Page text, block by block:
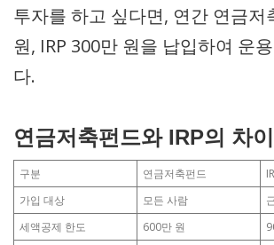
투자를 하고 싶다면, 연간 연금저
원, IRP 300만 원을 납입하여 운
다.
연금저축펀드와 IRP의 차이
구분 연금저축펀드
가입 대상
모든 사람
세액공제 한도
600만 원